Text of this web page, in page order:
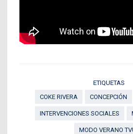
ETIQUETAS
COKE RIVERA
CONCEPCIÓN
INTERVENCIONES SOCIALES
MODO VERANO